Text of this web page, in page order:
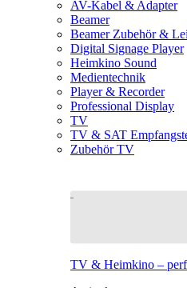
AV-Kabel & Adapter
Beamer
Beamer Zubehör &
Digital Signage Player
Heimkino Sound
Medientechnik
Player & Recorder
Professional Display
TV
TV & SAT
Zubehör TV
TV & Heimkino –